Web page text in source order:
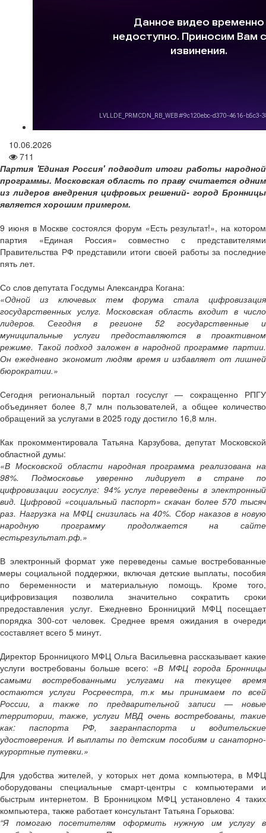
10.06.2026
711
Партия 'Единая Россия' подводит итоги работы народной
программы. Московская область по праву считается одним
из лидеров внедрения цифровых решений- город Бронницы
является хорошим примером.
9 июня в Москве состоялся форум «Есть результат!», на котором
партия «Единая Россия» совместно с представителями
Правительства РФ представили итоги своей работы за последние
пять лет.
Со слов депутата Госдумы Александра Когана:
«Одной из ключевых тем форума стала цифровизация
государственных услуг. Московская область входит в число
лидеров. Сегодня в регионе 52 государственные и
муниципальные услуги предоставляются в проактивном
режиме. Такой подход заложен в народной программе партии.
Он ежедневно экономит людям время и избавляет от лишней
бюрократии.»
Сегодня региональный портал госуслуг — сокращенно РПГУ
объединяет более 8,7 млн пользователей, а общее количество
обращений за услугами в 2025 году достигло 16,8 млн.
Как прокомментировала Татьяна Карзубова, депутат Московской
областной думы:
«В Московской области народная программа реализована на
98%. Подмосковье уверенно лидирует в стране по
цифровизации госуслуг: 94% услуг переведены в электронный
вид. Цифровой «социальный паспорт» скачан более 570 тысяч
раз. Нагрузка на МФЦ снизилась на 40%. Сбор наказов в новую
народную программу продолжается на сайте
естьрезультат.рф.»
В электронный формат уже переведены самые востребованные
меры социальной поддержки, включая детские выплаты, пособия
по беременности и материальную помощь. Кроме того,
цифровизация позволила значительно сократить сроки
предоставления услуг. Ежедневно Бронницкий МФЦ посещает
порядка 300-сот человек. Среднее время ожидания в очереди
составляет всего 5 минут.
Директор Бронницкого МФЦ Ольга Васильевна рассказывает какие
услуги востребованы больше всего: «В МФЦ города Бронницы
самыми востребованными услугами на текущее время
остаются услуги Росреестра, т.к мы принимаем по всей
России, а также по предварительной записи — новые
территории, также, услуги МВД очень востребованы, такие
как: паспорта РФ, загранпаспорта и водительские
удостоверения. И выплаты по детским пособиям и санаторно-
курортные путевки.»
Для удобства жителей, у которых нет дома компьютера, в МФЦ
оборудованы специальные смарт-центры с компьютерами и
быстрым интернетом. В Бронницком МФЦ установлено 4 таких
компьютера, также работает консультант Татьяна Горькова:
“Я помогаю посетителям оформить нужную им услугу в